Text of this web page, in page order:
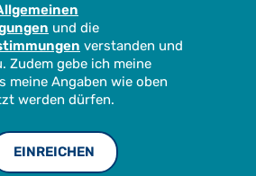
und die
verstanden und
Zudem gebe ich meine
meine Angaben wie oben
werden dürfen.